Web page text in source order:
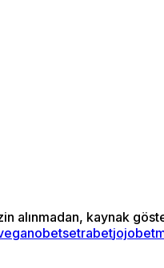
alınmadan, kaynak
ganobetsetrabetjojobet